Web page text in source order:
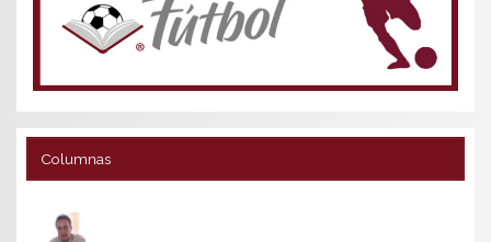
Columnas